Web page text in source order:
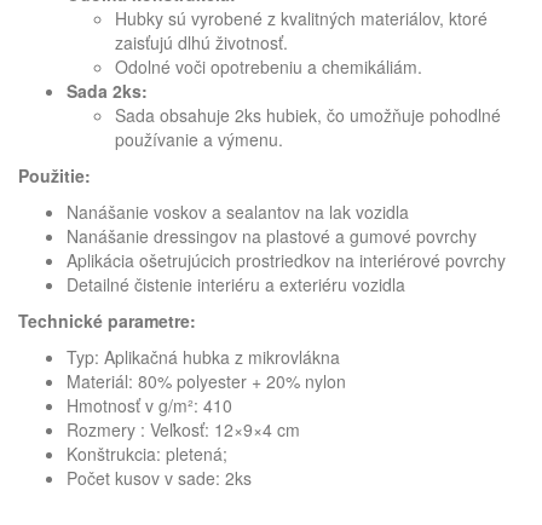
Hubky sú vyrobené z kvalitných materiálov, ktoré
zaisťujú dlhú životnosť.
Odolné voči opotrebeniu a chemikáliám.
Sada 2ks:
Sada obsahuje 2ks hubiek, čo umožňuje pohodlné
používanie a výmenu.
Použitie:
Nanášanie voskov a sealantov na lak vozidla
Nanášanie dressingov na plastové a gumové povrchy
Aplikácia ošetrujúcich prostriedkov na interiérové povrchy
Detailné čistenie interiéru a exteriéru vozidla
Technické parametre:
Typ: Aplikačná hubka z mikrovlákna
Materiál: 80% polyester + 20% nylon
Hmotnosť v g/m²: 410
Rozmery : Veľkosť: 12×9×4 cm
Konštrukcia: pletená;
Počet kusov v sade: 2ks